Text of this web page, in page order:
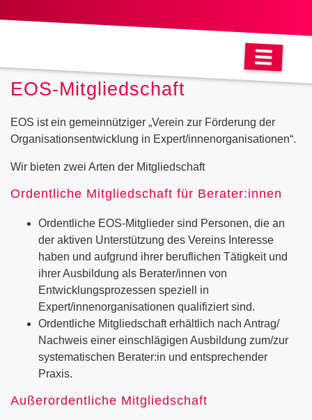
EOS-Mitgliedschaft
EOS ist ein gemeinnütziger „Verein zur Förderung der
Organisationsentwicklung in Expert/innenorganisationen“.
Wir bieten zwei Arten der Mitgliedschaft
Ordentliche Mitgliedschaft für Berater:innen
Ordentliche EOS-Mitglieder sind Personen, die an
der aktiven Unterstützung des Vereins Interesse
haben und aufgrund ihrer beruflichen Tätigkeit und
ihrer Ausbildung als Berater/innen von
Entwicklungsprozessen speziell in
Expert/innenorganisationen qualifiziert sind.
Ordentliche Mitgliedschaft erhältlich nach Antrag/
Nachweis einer einschlägigen Ausbildung zum/zur
systematischen Berater:in und entsprechender
Praxis.
Außerordentliche Mitgliedschaft